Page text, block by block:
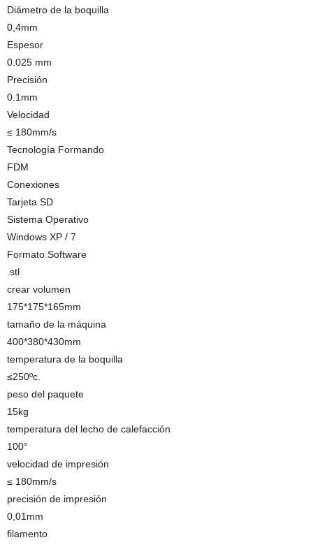
Diámetro de la boquilla
0,4mm
Espesor
0.025 mm
Precisión
0.1mm
Velocidad
≤ 180mm/s
Tecnología Formando
FDM
Conexiones
Tarjeta SD
Sistema Operativo
Windows XP / 7
Formato Software
.stl
crear volumen
175*175*165mm
tamaño de la máquina
400*380*430mm
temperatura de la boquilla
≤250ºc.
peso del paquete
15kg
temperatura del lecho de calefacción
100°
velocidad de impresión
≤ 180mm/s
precisión de impresión
0,01mm
filamento